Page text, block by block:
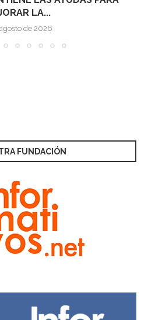
de 2026
FUNDACIÓN